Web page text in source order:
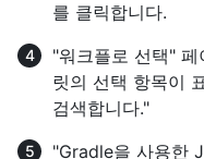
를 클릭합니다.
"워크플로 선택"
릿의 선택 항목이
검색합니다."
"Gradle을 사용한